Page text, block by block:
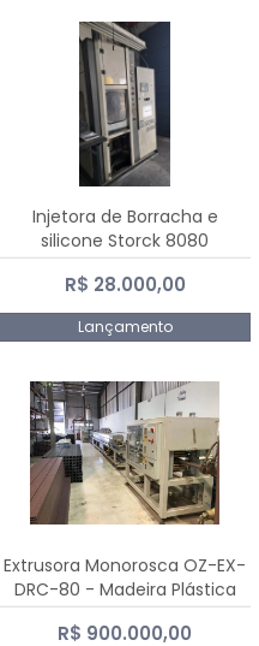
Injetora de Borracha e
silicone Storck 8080
R$ 28.000,00
Lançamento
Extrusora Monorosca OZ-EX-
DRC-80 - Madeira Plástica
R$ 900.000,00